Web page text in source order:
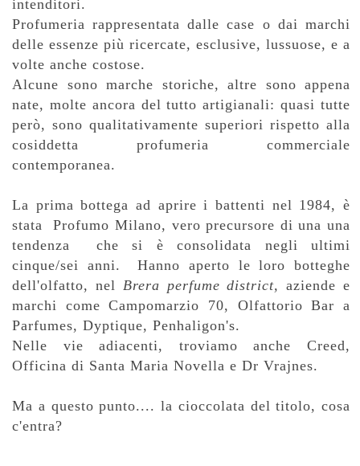
intenditori.
Profumeria rappresentata dalle case o dai marchi
delle essenze più ricercate, esclusive, lussuose, e a
volte anche costose.
Alcune sono marche storiche, altre sono appena
nate, molte ancora del tutto artigianali: quasi tutte
però, sono qualitativamente superiori rispetto alla
cosiddetta profumeria commerciale
contemporanea.
La prima bottega ad aprire i battenti nel 1984, è
stata Profumo Milano, vero precursore di una una
tendenza che si è consolidata negli ultimi
cinque/sei anni. Hanno aperto le loro botteghe
dell'olfatto, nel Brera perfume district, aziende e
marchi come Campomarzio 70, Olfattorio Bar a
Parfumes, Dyptique, Penhaligon's.
Nelle vie adiacenti, troviamo anche Creed,
Officina di Santa Maria Novella e Dr Vrajnes.
Ma a questo punto.... la cioccolata del titolo, cosa
c'entra?